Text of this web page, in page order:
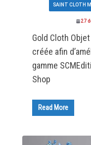
SAINT CLOTH
27
Gold Cloth
créée afin
gamme
Shop
Read More